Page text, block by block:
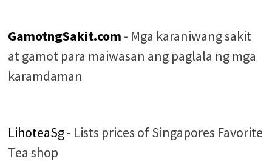
GamotngSakit.com - Mga karaniwang sakit
at gamot para maiwasan ang paglala ng mga
karamdaman
LihoteaSg- Lists prices of Singapores Favorite
Tea shop